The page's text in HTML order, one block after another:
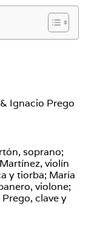
Ignacio Prego
soprano;
violín
y tiorba; María
violone;
clave y